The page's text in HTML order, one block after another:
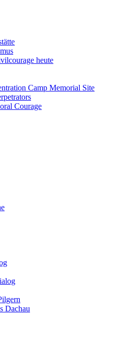
heute
Camp Memorial Site
Courage
Dachau